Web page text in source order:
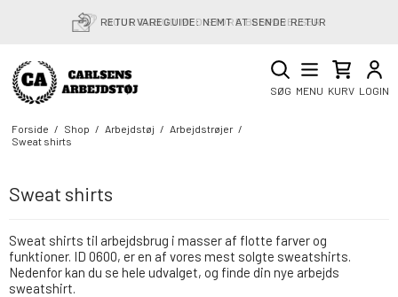
RETURVAREGUIDE: NEMT AT SENDE RETUR
SØG MENU KURV LOGIN
Forside / Shop / Arbejdstøj / Arbejdstrøjer /
Sweat shirts
Sweat shirts
Sweat shirts til arbejdsbrug i masser af flotte farver og
funktioner. ID 0600, er en af vores mest solgte sweatshirts.
Nedenfor kan du se hele udvalget, og finde din nye arbejds
sweatshirt.